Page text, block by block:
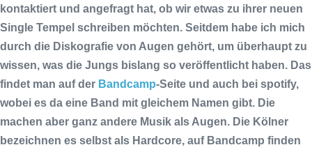
kontaktiert und angefragt hat, ob wir etwas zu ihrer neuen
Single Tempel schreiben möchten. Seitdem habe ich mich
durch die Diskografie von Augen gehört, um überhaupt zu
wissen, was die Jungs bislang so veröffentlicht haben. Das
findet man auf der Bandcamp-Seite und auch bei spotify,
wobei es da eine Band mit gleichem Namen gibt. Die
machen aber ganz andere Musik als Augen. Die Kölner
bezeichnen es selbst als Hardcore, auf Bandcamp finden